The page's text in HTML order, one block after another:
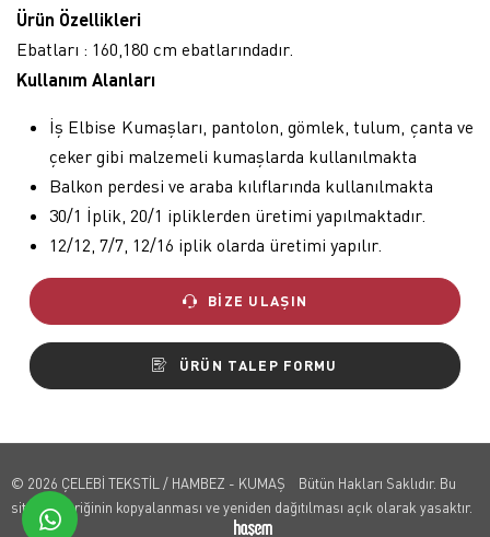
whatsapp
Ürün Özellikleri
Ebatları : 160,180 cm ebatlarındadır.
Kullanım Alanları
İş Elbise Kumaşları, pantolon, gömlek, tulum, çanta ve
çeker gibi malzemeli kumaşlarda kullanılmakta
Balkon perdesi ve araba kılıflarında kullanılmakta
30/1 İplik, 20/1 ipliklerden üretimi yapılmaktadır.
12/12, 7/7, 12/16 iplik olarda üretimi yapılır.
BIZE ULAŞIN
ÜRÜN TALEP FORMU
© 2026 ÇELEBİ TEKSTİL / HAMBEZ - KUMAŞ Bütün Hakları Saklıdır. Bu
sitenin içeriğinin kopyalanması ve yeniden dağıtılması açık olarak yasaktır.